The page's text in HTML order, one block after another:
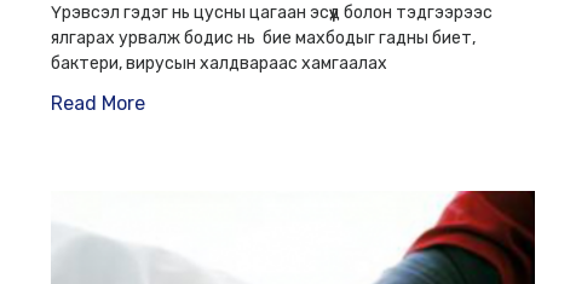
Үрэвсэл гэдэг нь цусны цагаан эсүүд болон тэдгээрээс
ялгарах урвалж бодис нь бие махбодыг гадны биет,
бактери, вирусын халдвараас хамгаалах
Read More